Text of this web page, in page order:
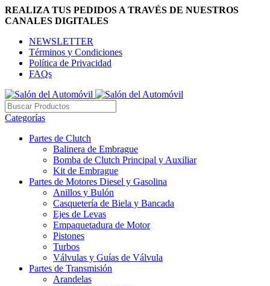
REALIZA TUS PEDIDOS A TRAVÉS DE NUESTROS
CANALES DIGITALES
NEWSLETTER
Términos y Condiciones
Política de Privacidad
FAQs
Categorías
Partes de Clutch
Balinera de Embrague
Bomba de Clutch Principal y Auxiliar
Kit de Embrague
Partes de Motores Diesel y Gasolina
Anillos y Bulón
Casquetería de Biela y Bancada
Ejes de Levas
Empaquetadura de Motor
Pistones
Turbos
Válvulas y Guías de Válvula
Partes de Transmisión
Arandelas